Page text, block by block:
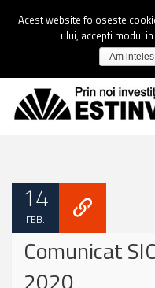
14
FEB.
Comunicat
Acest website foloseste
ului, accepti modul
Am inteles